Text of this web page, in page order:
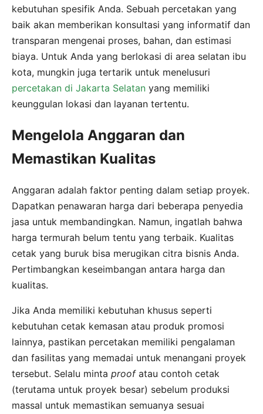
kebutuhan spesifik Anda. Sebuah percetakan yang
baik akan memberikan konsultasi yang informatif dan
transparan mengenai proses, bahan, dan estimasi
biaya. Untuk Anda yang berlokasi di area selatan ibu
kota, mungkin juga tertarik untuk menelusuri
percetakan di Jakarta Selatan yang memiliki
keunggulan lokasi dan layanan tertentu.
Mengelola Anggaran dan
Memastikan Kualitas
Anggaran adalah faktor penting dalam setiap proyek.
Dapatkan penawaran harga dari beberapa penyedia
jasa untuk membandingkan. Namun, ingatlah bahwa
harga termurah belum tentu yang terbaik. Kualitas
cetak yang buruk bisa merugikan citra bisnis Anda.
Pertimbangkan keseimbangan antara harga dan
kualitas.
Jika Anda memiliki kebutuhan khusus seperti
kebutuhan cetak kemasan atau produk promosi
lainnya, pastikan percetakan memiliki pengalaman
dan fasilitas yang memadai untuk menangani proyek
tersebut. Selalu minta proofatau contoh cetak
(terutama untuk proyek besar) sebelum produksi
massal untuk memastikan semuanya sesuai